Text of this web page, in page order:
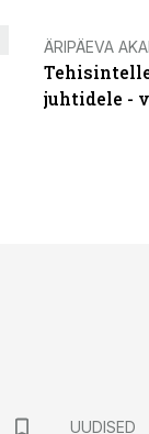
ÄRIPÄEVA
juhtidele -
UUDISED